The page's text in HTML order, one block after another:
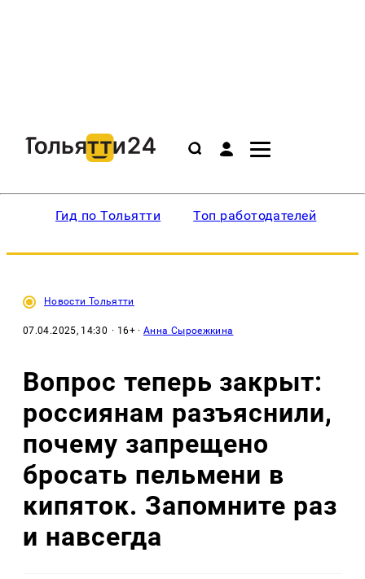
Гид по Тольятти Топ работодателей
Новости Тольятти
07.04.2025, 14:30 · 16+ ·Анна Сыроежкина
Вопрос теперь закрыт:
россиянам разъяснили,
почему запрещено
бросать пельмени в
кипяток. Запомните раз
и навсегда